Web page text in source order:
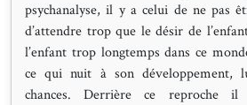
psychanalyse, il y a celui de ne pas
d’attendre trop que le désir de
l’enfant trop longtemps dans ce
ce qui nuit à son développement,
chances. Derrière ce reproche